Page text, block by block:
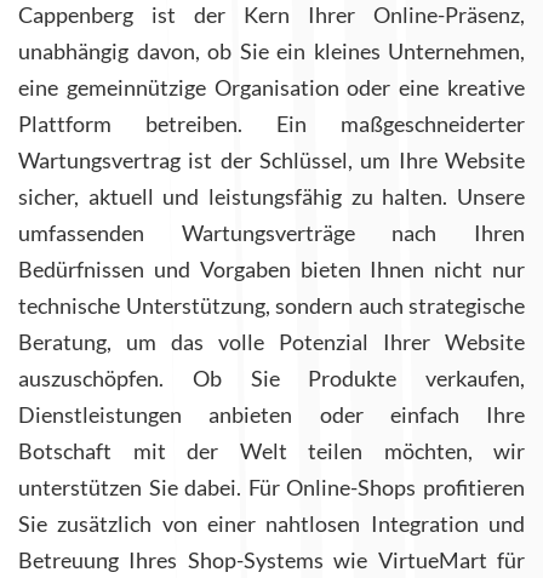
Cappenberg ist der Kern Ihrer Online-Präsenz,
unabhängig davon, ob Sie ein kleines Unternehmen,
eine gemeinnützige Organisation oder eine kreative
Plattform betreiben. Ein maßgeschneiderter
Wartungsvertrag ist der Schlüssel, um Ihre Website
sicher, aktuell und leistungsfähig zu halten. Unsere
umfassenden Wartungsverträge nach Ihren
Bedürfnissen und Vorgaben bieten Ihnen nicht nur
technische Unterstützung, sondern auch strategische
Beratung, um das volle Potenzial Ihrer Website
auszuschöpfen. Ob Sie Produkte verkaufen,
Dienstleistungen anbieten oder einfach Ihre
Botschaft mit der Welt teilen möchten, wir
unterstützen Sie dabei. Für Online-Shops profitieren
Sie zusätzlich von einer nahtlosen Integration und
Betreuung Ihres Shop-Systems wie VirtueMart für